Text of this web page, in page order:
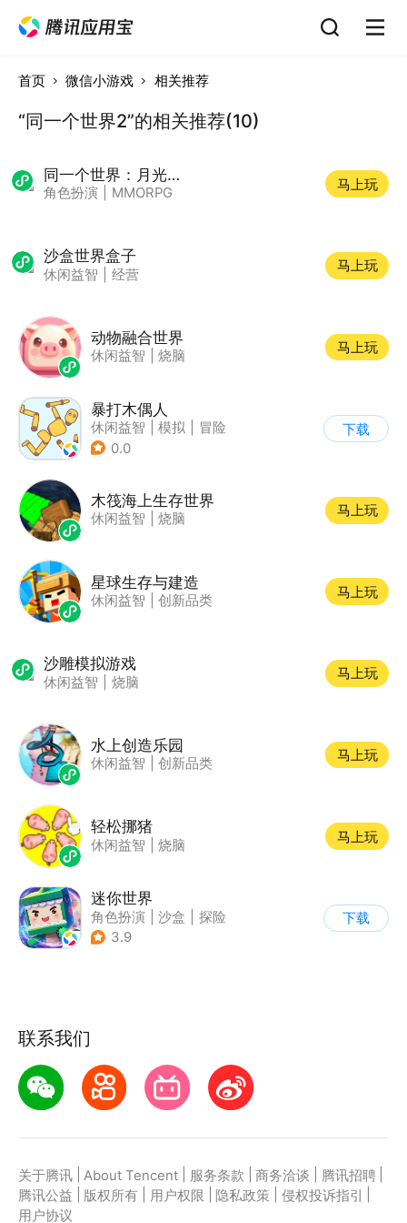
首页 微信小游戏 相关推荐
“同一个世界2”的相关推荐(10)
同一个世界：月光之旅
角色扮演 MMORPG
马上玩
沙盒世界盒子
休闲益智 经营
马上玩
动物融合世界
休闲益智 烧脑
马上玩
暴打木偶人
休闲益智 模拟
冒险
| 暴打木偶人
0.0
下载
木筏海上生存世界
休闲益智 烧脑
马上玩
星球生存与建造
休闲益智 创新品类
马上玩
沙雕模拟游戏
休闲益智 烧脑
马上玩
水上创造乐园
休闲益智 创新品类
马上玩
轻松挪猪
休闲益智 烧脑
马上玩
迷你世界
角色扮演 沙盒
探险
| 我的世界
3.9
下载
联系我们
关于腾讯 About Tencent 服务条款 商务洽谈 腾讯招聘
腾讯公益
版权所有 用户权限 隐私政策 侵权投诉指引
用户协议